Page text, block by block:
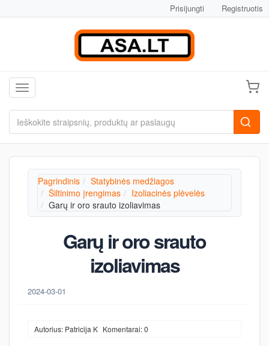
Prisijungti Registruotis
Toggle navigation
Pagrindinis
Statybinės medžiagos
Šiltinimo įrengimas
Izoliacinės plėvelės
Garų ir oro srauto izoliavimas
Garų ir oro srauto
izoliavimas
2024-03-01
Autorius: Patricija K Komentarai: 0